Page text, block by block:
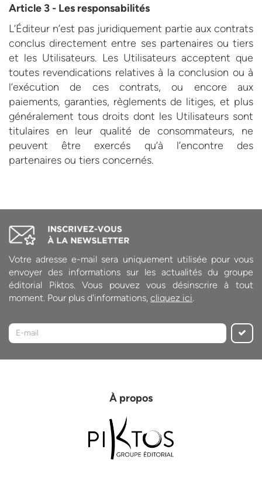
Article 3 - Les responsabilités
L’Éditeur n’est pas juridiquement partie aux contrats
conclus directement entre ses partenaires ou tiers
et les Utilisateurs. Les Utilisateurs acceptent que
toutes revendications relatives à la conclusion ou à
l’exécution de ces contrats, ou encore aux
paiements, garanties, règlements de litiges, et plus
généralement tous droits dont les Utilisateurs sont
titulaires en leur qualité de consommateurs, ne
peuvent être exercés qu’à l’encontre des
partenaires ou tiers concernés.
Votre adresse e-mail sera uniquement utilisée pour vous
envoyer des informations sur les actualités du groupe
éditorial Piktos. Vous pouvez vous désinscrire à tout
moment. Pour plus d'informations, cliquez ici
À propos